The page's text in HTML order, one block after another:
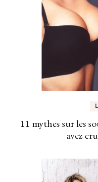
11 mythes sur les
avez